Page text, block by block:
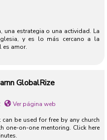
estrategia o una actividad. La
y es lo más cercano a la
es amor.
GlobalRize
Ver página web
be used for free by any church
one-on-one mentoring. Click here